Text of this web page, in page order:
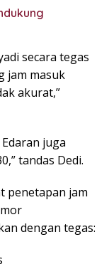
secara tegas
jam masuk
akurat,”
juga
tandas Dedi.
penetapan jam
dengan tegas: